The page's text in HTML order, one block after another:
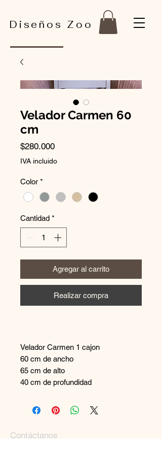
Diseños Zoo
Velador Carmen 60
cm
$280.000Precio
IVA incluido
Color *
Cantidad *
Agregar al carrito
Realizar compra
Velador Carmen 1 cajon
60 cm de ancho
65 cm de alto
40 cm de profundidad
Contáctanos